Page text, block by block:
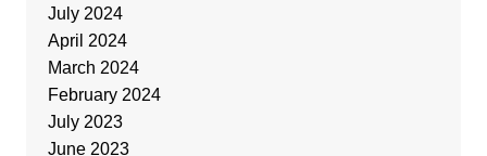
July 2024
April 2024
March 2024
February 2024
July 2023
June 2023